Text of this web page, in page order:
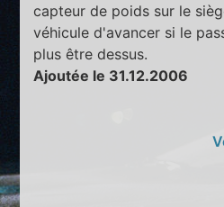
capteur de poids sur le
véhicule d'avancer si le
plus être dessus.
Ajoutée le 31.12.2006